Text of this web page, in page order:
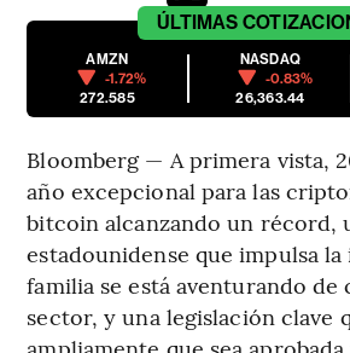
ÚLTIMAS
AMZN
-1.72%
272.585
NASDAQ
-0.83%
26,363.44
Bloomberg — A primera vista,
año excepcional para las
bitcoin alcanzando un récord,
estadounidense que impulsa
familia se está aventurando de
sector, y una legislación clave